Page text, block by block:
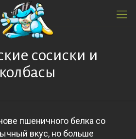
сосиски и
колбасы
пшеничного белка со
вкус, но больше